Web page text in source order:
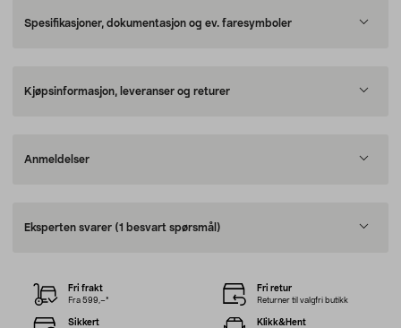
Spesifikasjoner, dokumentasjon og ev. faresymboler
Kjøpsinformasjon, leveranser og returer
Anmeldelser
Eksperten svarer (1 besvart spørsmål)
Fri frakt
Fra 599,–*
Fri retur
Returner til valgfri butikk
Sikkert Klikk&Hent